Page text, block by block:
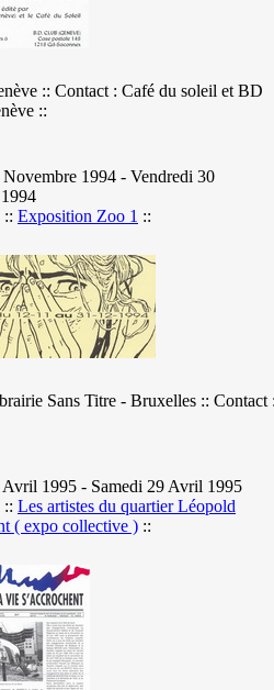
:: Contact : Café du soleil et BD
::
Novembre 1994 - Vendredi 30
:: Exposition Zoo 1 ::
Sans Titre - Bruxelles :: Contact
Avril 1995 - Samedi 29 Avril 1995
:: Les artistes du quartier Léopold
( expo collective ) ::